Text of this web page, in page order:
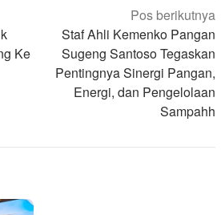
Ke
Pos berikutnya
Staf Ahli Kemenko Pangan
Sugeng Santoso Tegaskan
Pentingnya Sinergi Pangan,
Energi, dan Pengelolaan
Sampahh